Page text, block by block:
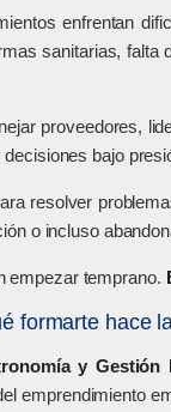
enfrentan
sanitarias,
proveedores,
bajo
resolver
o incluso
empezar temprano.
formarte hace
y Gestión
emprendimiento